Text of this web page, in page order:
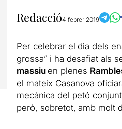
Redacció4 febrer 2019
Per celebrar el dia dels
grossa” i ha desafiat als
massiu en plenes
el mateix Casanova
mecànica del petó
però, sobretot, amb molt